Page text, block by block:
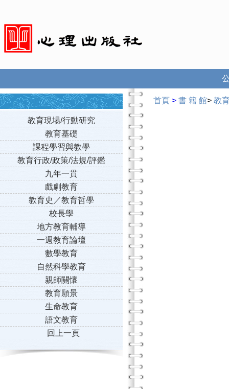
教育現場/行動研究
教育基礎
課程學習與教學
教育行政/政策/法規/評鑑
九年一貫
戲劇教育
教育史／教育哲學
校長學
地方教育輔導
一週教育論壇
數學教育
自然科學教育
親師關懷
教育願景
生命教育
語文教育
回上一頁
首頁 > 書 籍 館> 教